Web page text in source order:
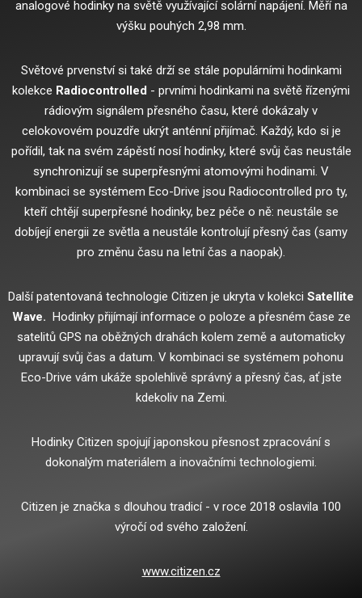
analogové hodinky na světě využívající solární napájení. Měří na
výšku pouhých 2,98 mm.
Světové prvenství si také drží se stále populárními hodinkami
kolekce Radiocontrolled - prvními hodinkami na světě řízenými
rádiovým signálem přesného času, které dokázaly v
celokovovém pouzdře ukrýt anténní přijímač. Každý, kdo si je
pořídil, tak na svém zápěstí nosí hodinky, které svůj čas neustále
synchronizují se superpřesnými atomovými hodinami. V
kombinaci se systémem Eco-Drive jsou Radiocontrolled pro ty,
kteří chtějí superpřesné hodinky, bez péče o ně: neustále se
dobíjejí energii ze světla a neustále kontrolují přesný čas (samy
pro změnu času na letní čas a naopak).
Další patentovaná technologie Citizen je ukryta v kolekci Satellite
Wave. Hodinky přijímají informace o poloze a přesném čase ze
satelitů GPS na oběžných drahách kolem země a automaticky
upravují svůj čas a datum. V kombinaci se systémem pohonu
Eco-Drive vám ukáže spolehlivě správný a přesný čas, ať jste
kdekoliv na Zemi.
Hodinky Citizen spojují japonskou přesnost zpracování s
dokonalým materiálem a inovačními technologiemi.
Citizen je značka s dlouhou tradicí - v roce 2018 oslavila 100
výročí od svého založení.
www.citizen.cz